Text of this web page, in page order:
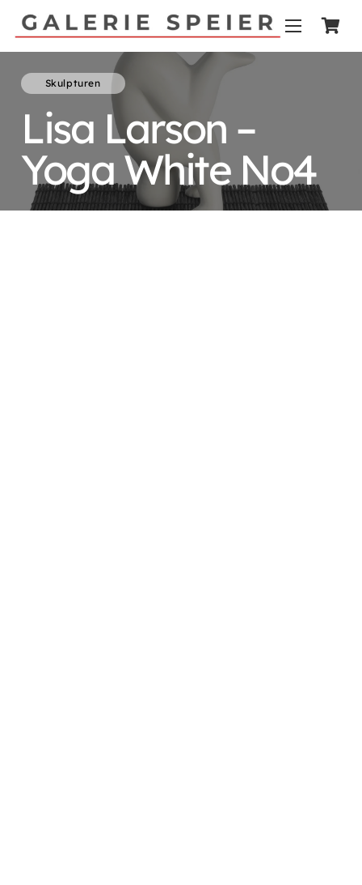
Skulpturen
Lisa Larson –
Yoga White No4